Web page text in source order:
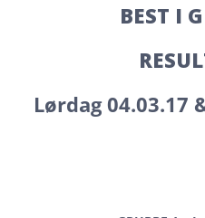
BEST I
Lørdag 04.03.17